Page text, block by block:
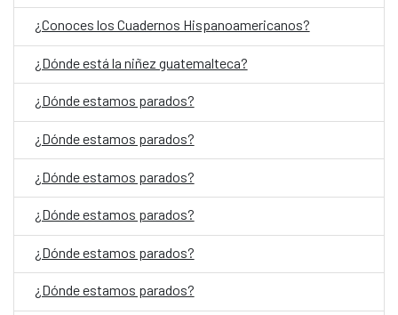
¿Conoces los Cuadernos Hispanoamericanos?
¿Dónde está la niñez guatemalteca?
¿Dónde estamos parados?
¿Dónde estamos parados?
¿Dónde estamos parados?
¿Dónde estamos parados?
¿Dónde estamos parados?
¿Dónde estamos parados?